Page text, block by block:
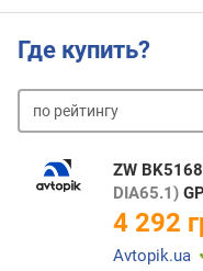
Где купить?
по
рейтингу от
дорогим
ZW BK5168
DIA65.1) GP
4 292
Avtopik.ua